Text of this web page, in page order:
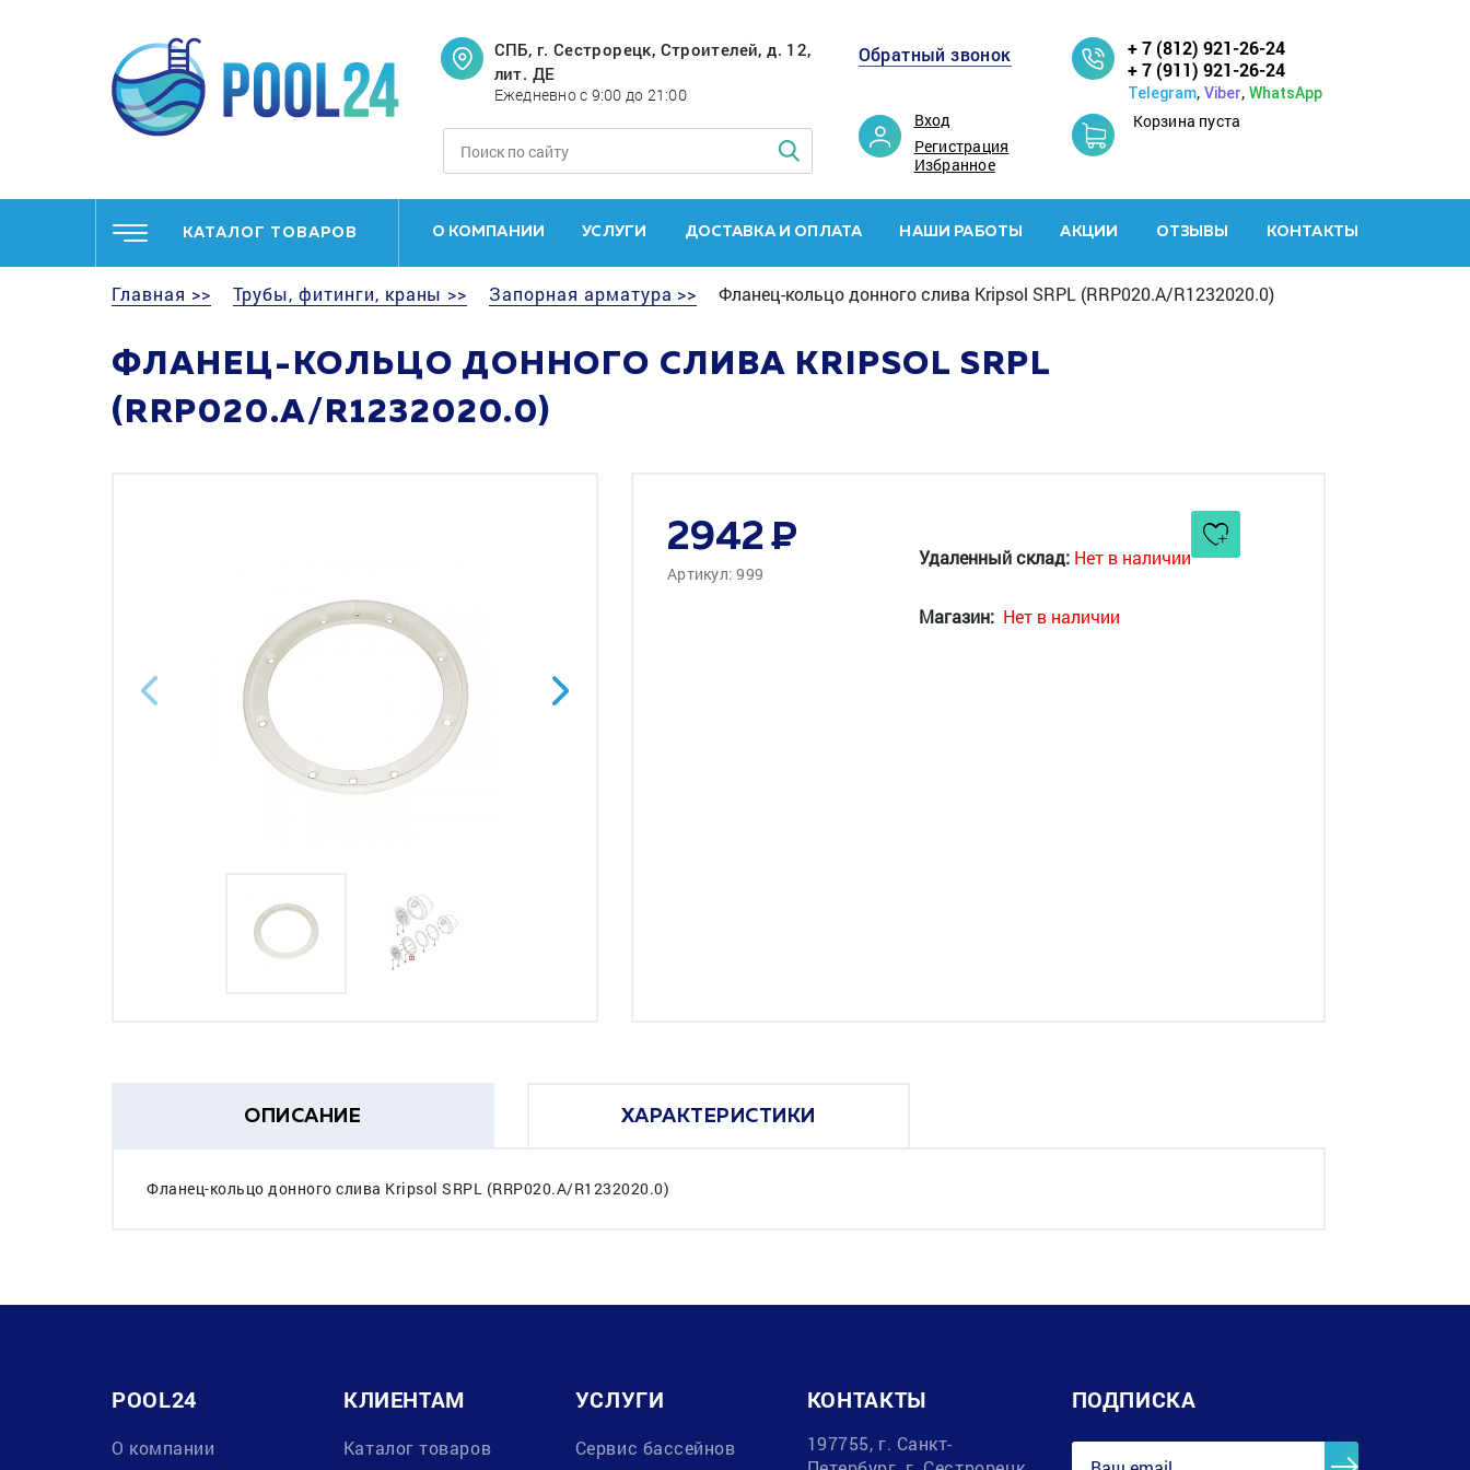
СПБ, г. Сестрорецк, Строителей, д. 12,
лит. ДЕ
Ежедневно с 9:00 до 21:00
Обратный звонок
Вход
Регистрация
Избранное
+ 7 (812) 921-26-24
+ 7 (911) 921-26-24
Telegram, Viber, WhatsApp
Корзина пуста
КАТАЛОГ ТОВАРОВ О КОМПАНИИ УСЛУГИ ДОСТАВКА И ОПЛАТА НАШИ РАБОТЫ АКЦИИ ОТЗЫВЫ КОНТАКТЫ
Главная >> Трубы, фитинги, краны >> Запорная арматура >> Фланец-кольцо донного слива Kripsol SRPL (RRP020.A/R1232020.0)
ФЛАНЕЦ-КОЛЬЦО ДОННОГО СЛИВА KRIPSOL SRPL
(RRP020.A/R1232020.0)
2942
Артикул: 999
Удаленный склад: Нет в наличии
Магазин: Нет в наличии
ОПИСАНИЕ ХАРАКТЕРИСТИКИ
Фланец-кольцо донного слива Kripsol SRPL (RRP020.A/R1232020.0)
POOL24
О компании
КЛИЕНТАМ
Каталог товаров
УСЛУГИ
Сервис бассейнов
КОНТАКТЫ
197755, г. Санкт-
ПОДПИСКА